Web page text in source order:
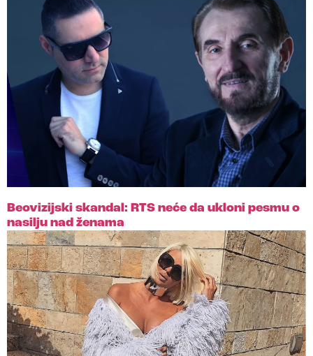
Beovizijski skandal: RTS neće da ukloni pesmu o
nasilju nad ženama